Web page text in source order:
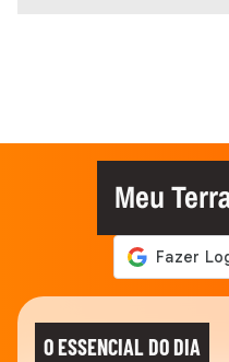
Meu
O ESSENCIAL DO DIA